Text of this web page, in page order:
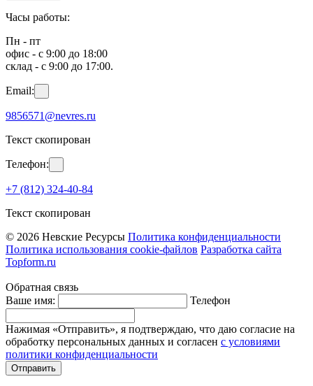
Часы работы:
Пн - пт
офис - с 9:00 до 18:00
склад - с 9:00 до 17:00.
Email:
9856571@nevres.ru
Текст скопирован
Телефон:
+7 (812) 324-40-84
Текст скопирован
© 2026 Невские Ресурсы Политика конфиденциальности
Политика использования cookie-файлов Разработка сайта
Topform.ru
Обратная связь
Ваше имя:
Телефон
Нажимая «Отправить», я подтверждаю, что даю согласие на
обработку персональных данных и согласен с условиями
политики конфиденциальности
Отправить